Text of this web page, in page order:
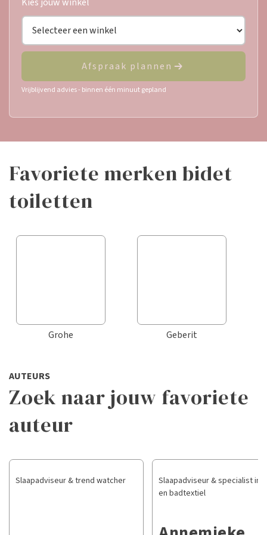
Afspraak plannen
Vrijblijvend advies - binnen één minuut gepland
favoriete merken bidet
toiletten
Grohe Geberit
AUTEURS
Zoek naar jouw favoriete
auteur
Slaapadviseur & trend watcher
Slaapadviseur & specialist in
en badtextiel